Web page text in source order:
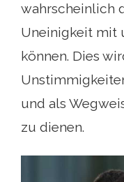
wahrscheinlich
Uneinigkeit mit
können. Dies
und als
zu dienen.